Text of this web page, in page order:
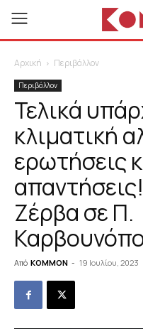
Αρχική Περιβάλλον
Περιβάλλον
Τελικά
κλιματική
ερωτήσεις
Ζέρβα σε Π.
Από KOMMON - 19 Ιουλίου, 2023